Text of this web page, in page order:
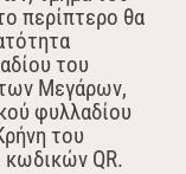
περίπτερο θα
του
Μεγάρων,
φυλλαδίου
του
QR.